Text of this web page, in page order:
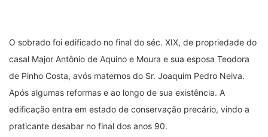
O sobrado foi edificado no final do séc. XIX, de propriedade do
casal Major Antônio de Aquino e Moura e sua esposa Teodora
de Pinho Costa, avós maternos do Sr. Joaquim Pedro Neiva.
Após algumas reformas e ao longo de sua existência. A
edificação entra em estado de conservação precário, vindo a
praticante desabar no final dos anos 90.